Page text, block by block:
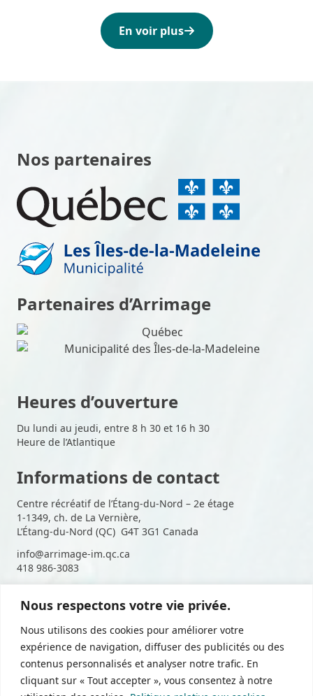
Nous respectons votre vie privée.
Nous utilisons des cookies pour améliorer votre
expérience de navigation, diffuser des publicités ou des
contenus personnalisés et analyser notre trafic. En
cliquant sur « Tout accepter », vous consentez à notre
En voir plus
Nos partenaires
Partenaires d’Arrimage
Heures d’ouverture
Du lundi au jeudi, entre 8 h 30 et 16 h 30
Heure de l’Atlantique
Informations de contact
Centre récréatif de l’Étang-du-Nord – 2e étage
1-1349, ch. de La Vernière,
L’Étang-du-Nord (QC) G4T 3G1 Canada
info@arrimage-im.qc.ca
418 986-3083
Suivez-nous sur les médias
sociaux